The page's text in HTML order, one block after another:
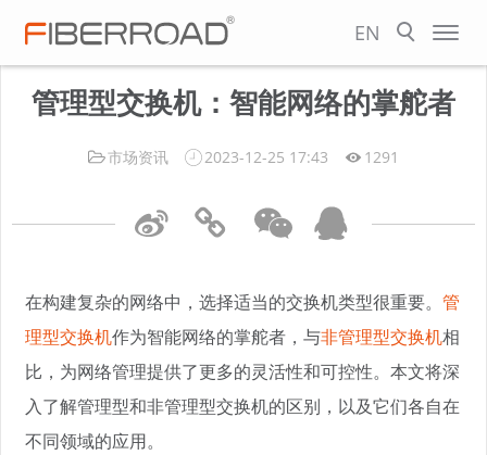
EN
管理型交换机：智能网络的掌舵者
市场资讯 2023-12-25 17:43 1291
在构建复杂的网络中，选择适当的交换机类型很重要。 管
理型交换机作为智能网络的掌舵者，与非管理型交换机相
比，为网络管理提供了更多的灵活性和可控性。本文将深
入了解管理型和非管理型交换机的区别，以及它们各自在
不同领域的应用。